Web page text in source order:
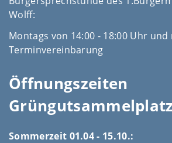
Wolff:
Montags von 14:00 - 18:00 Uhr und
Terminvereinbarung
Öffnungszeiten
Grüngutsammelplatz
Sommerzeit 01.04 - 15.10.: